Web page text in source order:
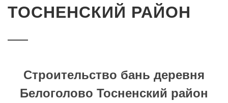
ТОСНЕНСКИЙ РАЙОН
Строительство бань деревня
Белоголово Тосненский район